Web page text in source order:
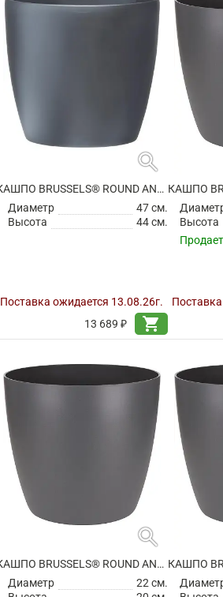
search
КАШПО BRUSSELS® ROUND ANTHRACITE НА КОЛЕСИКАХ
Диаметр
47 см.
Высота
44 см.
Поставка ожидается 13.08.26г.
13 689 ₽
shopping_cart
Высота
search
КАШПО BRUSSELS® ROUND ANTHRACITE
Диаметр
22 см.